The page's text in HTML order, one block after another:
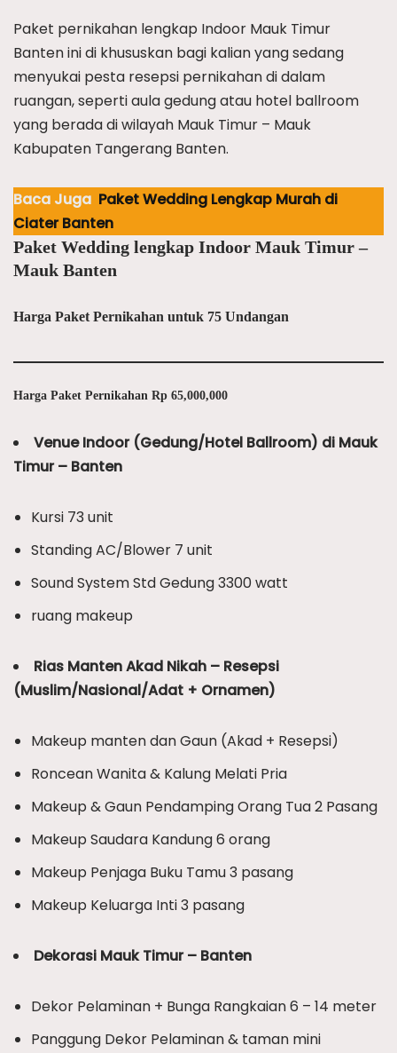
Paket pernikahan lengkap Indoor Mauk Timur
Banten ini di khususkan bagi kalian yang sedang
menyukai pesta resepsi pernikahan di dalam
ruangan, seperti aula gedung atau hotel ballroom
yang berada di wilayah Mauk Timur – Mauk
Kabupaten Tangerang Banten.
Baca Juga Paket Wedding Lengkap Murah di
Ciater Banten
Paket Wedding lengkap Indoor Mauk Timur –
Mauk Banten
Harga Paket Pernikahan untuk 75 Undangan
Harga Paket Pernikahan Rp 65,000,000
Venue Indoor (Gedung/Hotel Ballroom) di Mauk
Timur – Banten
Kursi 73 unit
Standing AC/Blower 7 unit
Sound System Std Gedung 3300 watt
ruang makeup
Rias Manten Akad Nikah – Resepsi
(Muslim/Nasional/Adat + Ornamen)
Makeup manten dan Gaun (Akad + Resepsi)
Roncean Wanita & Kalung Melati Pria
Makeup & Gaun Pendamping Orang Tua 2 Pasang
Makeup Saudara Kandung 6 orang
Makeup Penjaga Buku Tamu 3 pasang
Makeup Keluarga Inti 3 pasang
Dekorasi Mauk Timur – Banten
Dekor Pelaminan + Bunga Rangkaian 6 – 14 meter
Panggung Dekor Pelaminan & taman mini